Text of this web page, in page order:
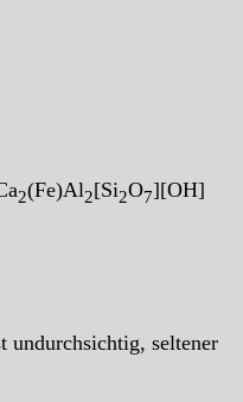
2(Fe)Al2[Si2O7][OH]
undurchsichtig, seltener